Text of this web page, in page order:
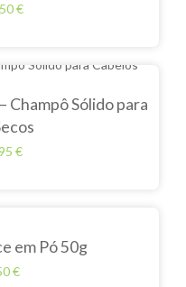
€
Champô Sólido para
€
em Pó 50g
€